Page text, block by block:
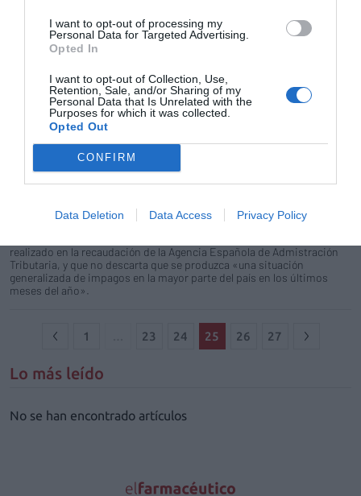
I want to opt-out of processing my
Personal Data for Targeted Advertising.
Opted In
I want to opt-out of Collection, Use,
Retention, Sale, and/or Sharing of my
Personal Data that Is Unrelated with the
Purposes for which it was collected.
Opted Out
CONFIRM
Data Deletion Data Access Privacy Policy
medicamentos son los factores determinantes del crecimiento del
gasto en medicamentos en España, según el estudio «Riesgos del
Estado de Bienestar en la Prestación Farmacéutica y Propuestas para
Farmacéuticos Españoles (FEFE).
Asturias, Canarias y el País Vasco, únicas comunidades en
las que no hay riesgo de impagos
Noticias y novedades Redacción
Asturias, Canarias y el País Vasco son las únicas comunidades
autónomas que están al margen de los problemas de liquidez que
Navarra. Esto es, al menos, lo que se desprende del último
Observatorio del Medicamento de la Federación Empresarial de
realizado en la recaudación de la Agencia Española de Admistración
Tributaria, y que no descarta que se produzca «una situación
generalizada de impagos en la mayor parte del país en los últimos
meses del año».
1 23 24 25 26 27
Lo más leído
No se han encontrado artículos